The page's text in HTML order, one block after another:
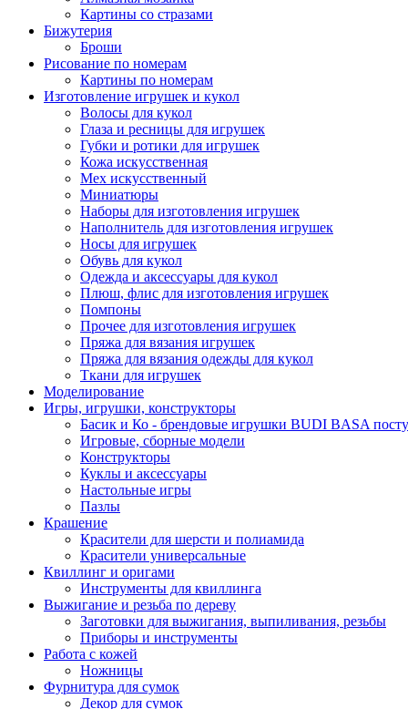
Картины co стразами
Бижутерия
Броши
Рисование по номерам
Картины по номерам
Изготовление игрушек и кукол
Волосы для кукол
Глаза и ресницы для игрушек
Губки и ротики для игрушек
Кожа искусственная
Мех искусственный
Миниатюры
Наборы для изготовления игрушек
Наполнитель для изготовления игрушек
Носы для игрушек
Обувь для кукол
Одежда и аксессуары для кукол
Плюш, флис для изготовления игрушек
Помпоны
Прочее для изготовления игрушек
Пряжа для вязания игрушек
Пряжа для вязания одежды для кукол
Ткани для игрушек
Моделирование
Игры, игрушки, конструкторы
Басик и Ко - брендовые игрушки BUDI BASA
Игровые, сборные модели
Конструкторы
Куклы и аксессуары
Настольные игры
Пазлы
Крашение
Красители для шерсти и полиамида
Красители универсальные
Квиллинг и оригами
Инструменты для квиллинга
Выжигание и резьба по дереву
Заготовки для выжигания, выпиливания, резьбы
Приборы и инструменты
Работа с кожей
Ножницы
Фурнитура для сумок
Декор для сумок